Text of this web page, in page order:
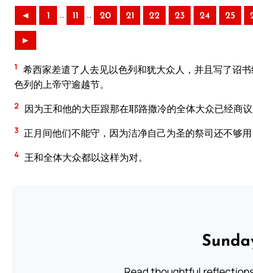
◄ 1 .. 11 .. 20 21 22 23 24 25
►
1
希西家差遣了人去见以色列和犹大众人，并且写了诏
色列的上帝守逾越节。
2 因为王和他的大臣跟那在耶路撒冷的全体大众已经商
3 正月间他们不能守，因为洁净自己为圣的祭司还不够
4 王和全体大众都以这样为对。